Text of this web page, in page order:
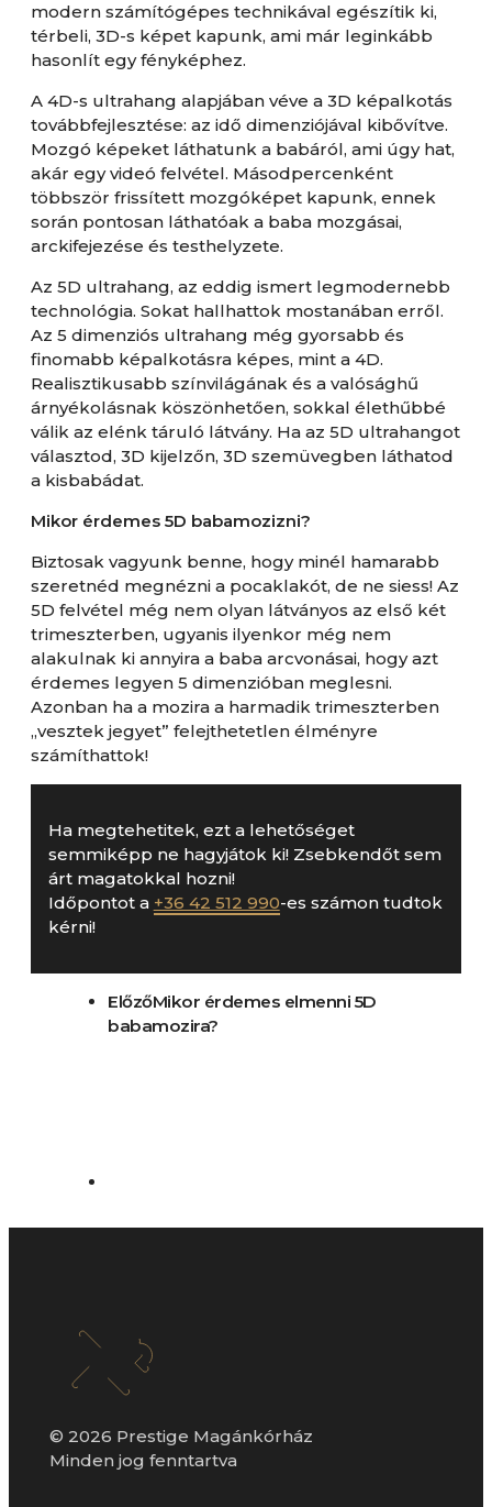
modern számítógépes technikával egészítik ki,
térbeli, 3D-s képet kapunk, ami már leginkább
hasonlít egy fényképhez.
A 4D-s ultrahang alapjában véve a 3D képalkotás
továbbfejlesztése: az idő dimenziójával kibővítve.
Mozgó képeket láthatunk a babáról, ami úgy hat,
akár egy videó felvétel. Másodpercenként
többször frissített mozgóképet kapunk, ennek
során pontosan láthatóak a baba mozgásai,
arckifejezése és testhelyzete.
Az 5D ultrahang, az eddig ismert legmodernebb
technológia. Sokat hallhattok mostanában erről.
Az 5 dimenziós ultrahang még gyorsabb és
finomabb képalkotásra képes, mint a 4D.
Realisztikusabb színvilágának és a valósághű
árnyékolásnak köszönhetően, sokkal élethűbbé
válik az elénk táruló látvány. Ha az 5D ultrahangot
választod, 3D kijelzőn, 3D szemüvegben láthatod
a kisbabádat.
Mikor érdemes 5D babamozizni?
Biztosak vagyunk benne, hogy minél hamarabb
szeretnéd megnézni a pocaklakót, de ne siess! Az
5D felvétel még nem olyan látványos az első két
trimeszterben, ugyanis ilyenkor még nem
alakulnak ki annyira a baba arcvonásai, hogy azt
érdemes legyen 5 dimenzióban meglesni.
Azonban ha a mozira a harmadik trimeszterben
„vesztek jegyet” felejthetetlen élményre
számíthattok!
Ha megtehetitek, ezt a lehetőséget
semmiképp ne hagyjátok ki! Zsebkendőt sem
árt magatokkal hozni!
Időpontot a +36 42 512 990-es számon tudtok
kérni!
ElőzőMikor érdemes elmenni 5D
babamozira?
© 2026 Prestige Magánkórház
Minden jog fenntartva